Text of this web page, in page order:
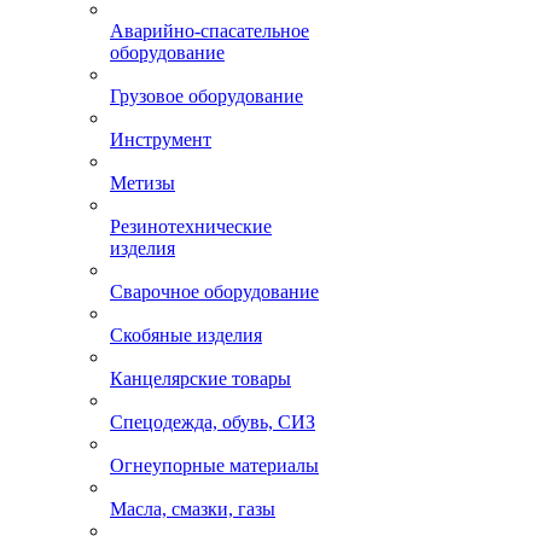
Аварийно-спасательное
оборудование
Грузовое оборудование
Инструмент
Метизы
Резинотехнические
изделия
Сварочное оборудование
Скобяные изделия
Канцелярские товары
Спецодежда, обувь, СИЗ
Огнеупорные материалы
Масла, смазки, газы